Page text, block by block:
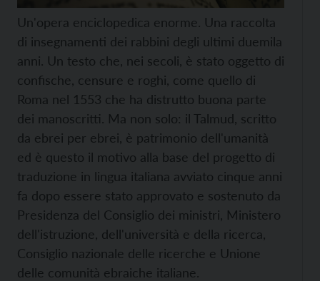
Un'opera enciclopedica enorme. Una raccolta
di insegnamenti dei rabbini degli ultimi duemila
anni. Un testo che, nei secoli, è stato oggetto di
confische, censure e roghi, come quello di
Roma nel 1553 che ha distrutto buona parte
dei manoscritti. Ma non solo: il Talmud, scritto
da ebrei per ebrei, è patrimonio dell'umanità
ed è questo il motivo alla base del progetto di
traduzione in lingua italiana avviato cinque anni
fa dopo essere stato approvato e sostenuto da
Presidenza del Consiglio dei ministri, Ministero
dell'istruzione, dell'università e della ricerca,
Consiglio nazionale delle ricerche e Unione
delle comunità ebraiche italiane.